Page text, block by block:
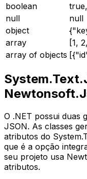
boolean
null
null
object
array
[1,
array of objects
O .NET possui duas
JSON. As classes
atributos do
que é a opção
seu projeto usa
atributos.